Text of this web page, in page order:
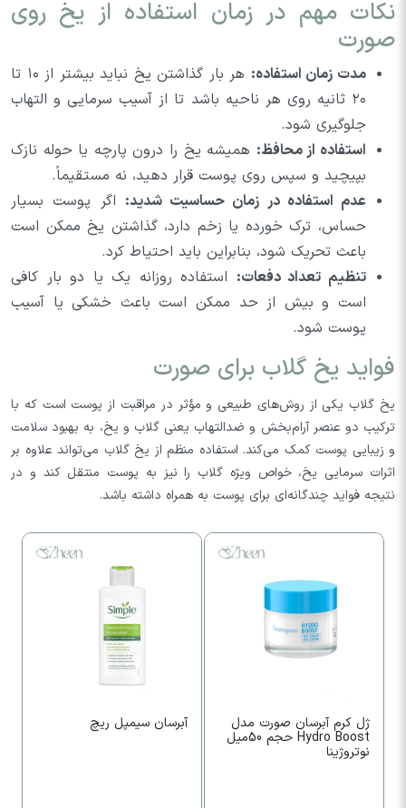
نکات مهم در زمان استفاده از یخ روی
صورت
مدت زمان استفاده:
هر بار گذاشتن یخ نباید بیشتر از ۱۰ تا
۲۰ ثانیه روی هر ناحیه باشد تا از آسیب سرمایی و التهاب
جلوگیری شود.
استفاده از محافظ: همیشه یخ را درون پارچه یا حوله نازک
بپیچید و سپس روی پوست قرار دهید، نه مستقیماً.
عدم استفاده در زمان حساسیت شدید: اگر پوست بسیار
حساس، ترک خورده یا زخم دارد، گذاشتن یخ ممکن است
باعث تحریک شود، بنابراین باید احتیاط کرد.
تنظیم تعداد دفعات: استفاده روزانه یک یا دو بار کافی
است و بیش از حد ممکن است باعث خشکی یا آسیب
پوست شود.
فواید یخ گلاب برای صورت
یخ گلاب یکی از روش‌های طبیعی و مؤثر در مراقبت از پوست است که با
ترکیب دو عنصر آرام‌بخش و ضدالتهاب یعنی گلاب و یخ، به بهبود سلامت
و زیبایی پوست کمک می‌کند. استفاده منظم از یخ گلاب می‌تواند علاوه بر
اثرات سرمایی یخ، خواص ویژه گلاب را نیز به پوست منتقل کند و در
نتیجه فواید چندگانه‌ای برای پوست به همراه داشته باشد.
ژل کرم آبرسان صورت مدل
Hydro Boost حجم 50میل
نوتروژینا
آبرسان سیمپل ریچ